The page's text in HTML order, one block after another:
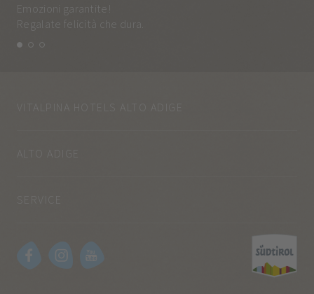
Emozioni garantite!
Regalate felicità che dura.
VITALPINA HOTELS ALTO ADIGE
ALTO ADIGE